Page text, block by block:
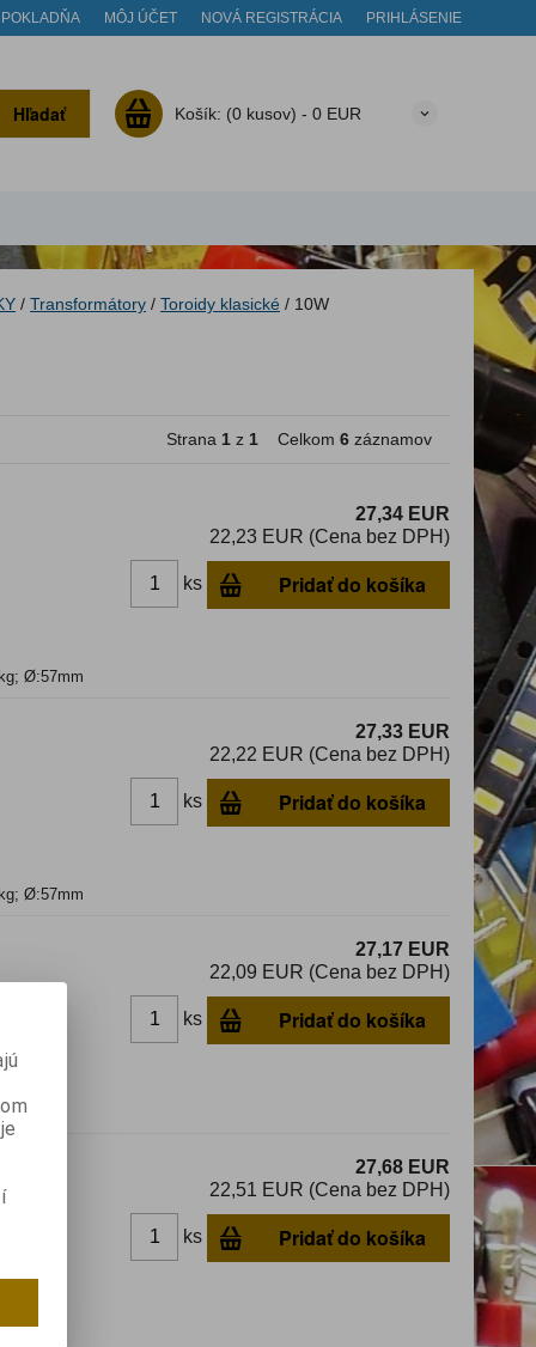
POKLADŇA MÔJ ÚČET NOVÁ REGISTRÁCIA PRIHLÁSENIE
Hľadať Košík: (0 kusov) - 0 EUR
/ Transformátory / Toroidy klasické / 10W
Strana 1 z 1 Celkom 6 záznamov
Ø:57mm
27,34 EUR
22,23 EUR (Cena bez DPH)
ks Pridať do košíka
Ø:57mm
27,33 EUR
22,22 EUR (Cena bez DPH)
ks Pridať do košíka
0,42A
27,17 EUR
22,09 EUR (Cena bez DPH)
ks Pridať do košíka
27,68 EUR
22,51 EUR (Cena bez DPH)
ks Pridať do košíka